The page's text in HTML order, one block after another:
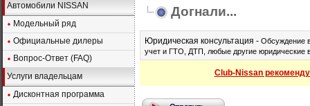
Автомобили NISSAN
Модельный ряд
Официальные дилеры
Вопрос-Ответ (FAQ)
Услуги владельцам
Дисконтная программа
Догнали...
Юридическая консультация - Обсуждение
учет и ГТО, ДТП, любые другие юридические
Club-Nissan